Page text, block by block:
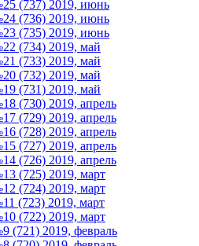
(737) 2019, июнь
(736) 2019, июнь
(735) 2019, июнь
(734) 2019, май
(733) 2019, май
(732) 2019, май
(731) 2019, май
(730) 2019, апрель
(729) 2019, апрель
(728) 2019, апрель
(727) 2019, апрель
(726) 2019, апрель
(725) 2019, март
(724) 2019, март
(723) 2019, март
(722) 2019, март
(721) 2019, февраль